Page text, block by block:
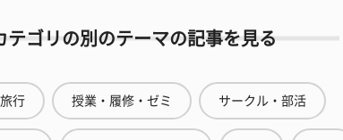
テゴリの別のテーマの記事を見る
行 授業・履修・ゼミ サークル・部活